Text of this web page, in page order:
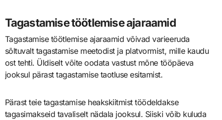
Tagastamise töötlemise ajaraamid
Tagastamise töötlemise ajaraamid võivad varieeruda
sõltuvalt tagastamise meetodist ja platvormist, mille kaudu
ost tehti. Üldiselt võite oodata vastust mõne tööpäeva
jooksul pärast tagastamise taotluse esitamist.
Pärast teie tagastamise heakskiitmist töödeldakse
tagasimakseid tavaliselt nädala jooksul. Siiski võib kuluda